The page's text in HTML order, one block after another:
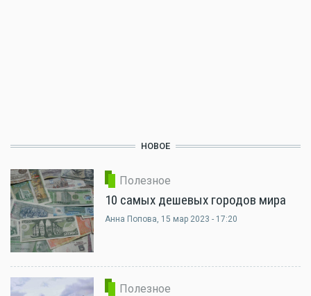
НОВОЕ
Полезное
10 самых дешевых городов мира
Анна Попова, 15 мар 2023 - 17:20
Полезное